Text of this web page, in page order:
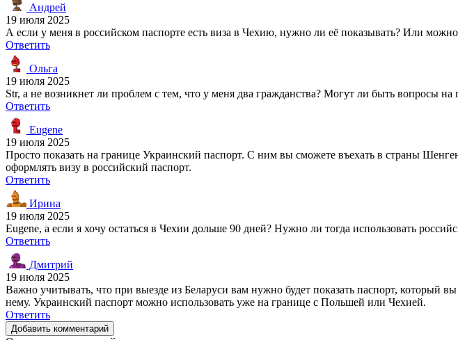
Андрей
19 июля 2025
А если у меня в российском паспорте есть виза в Чехию, нужно ли её показывать? Или
Ответить
Ольга
19 июля 2025
Str, а не возникнет ли проблем с тем, что у меня два гражданства? Могут ли быть вопросы на
Ответить
Eugene
19 июля 2025
Просто показать на границе Украинский паспорт. С ним вы сможете въехать в страны
оформлять визу в российский паспорт.
Ответить
Ирина
19 июля 2025
Eugene, а если я хочу остаться в Чехии дольше 90 дней? Нужно ли тогда использовать
Ответить
Дмитрий
19 июля 2025
Важно учитывать, что при выезде из Беларуси вам нужно будет показать паспорт, который
нему. Украинский паспорт можно использовать уже на границе с Польшей или Чехией.
Ответить
Добавить комментарий